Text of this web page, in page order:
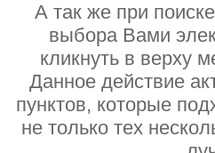
А так же при
выбора Вами
кликнуть в верху
Данное действие
пунктов, которые
не только тех